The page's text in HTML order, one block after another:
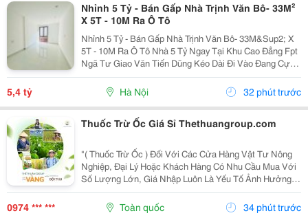
Nhỉnh 5 Tỷ - Bán Gấp Nhà Trịnh Văn Bô- 33M²
X 5T - 10M Ra Ô Tô
Nhỉnh 5 Tỷ - Bán Gấp Nhà Trịnh Văn Bô- 33M&Sup2; X
5T - 10M Ra Ô Tô Nhà 5 Tỷ Ngay Tại Khu Cao Đẳng Fpt
Ngã Tư Giao Văn Tiến Dũng Kéo Dài Đi Vào Đang Cực
Kỳ Đẹp. Căn Này Lại Có 5 Tầng, Gần Ô Tô, Gần Phố Và
5,4 tỷ Hà Nội 32 phút trước
Thuốc Trừ Ốc Giá Sỉ Thethuangroup.com
"( Thuốc Trừ Ốc ) Đối Với Các Cửa Hàng Vật Tư Nông
Nghiệp, Đại Lý Hoặc Khách Hàng Có Nhu Cầu Mua Với
Số Lượng Lớn, Giá Nhập Luôn Là Yếu Tố Ảnh Hưởng
Trực Tiếp Đến Hiệu Quả Kinh Doanh. Tuy Nhiên, Một
Nguồn Hàng Tốt Không Chỉ Dừng Lại Ở Mức Giá
Cạnh...
0974 *** *** Toàn quốc 34 phút trước